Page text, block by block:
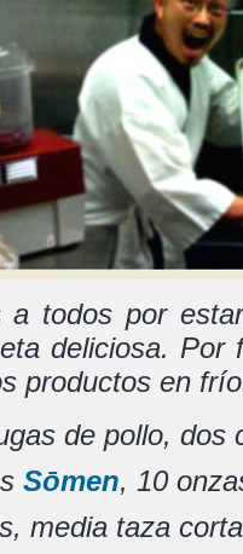
a todos por
deliciosa. Por
productos en
de pollo, dos
Sōmen, 10
media taza